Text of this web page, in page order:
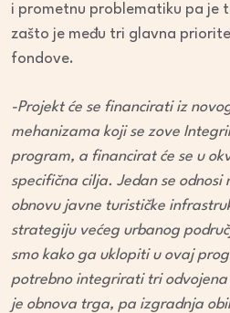
i prometnu problematiku pa je
zašto je među tri glavna
fondove.
-Projekt će se financirati iz
mehanizama koji se zove
program, a financirat će se u
specifična cilja. Jedan se
obnovu javne turističke
strategiju većeg urbanog
smo kako ga uklopiti u ovaj
potrebno integrirati tri
je obnova trga, pa izgradnja